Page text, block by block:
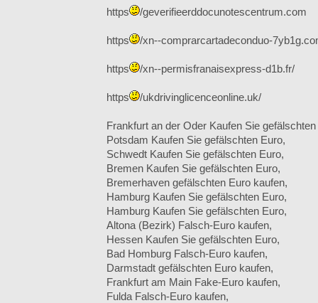
https /geverifieerddocunotescentrum.com
https /xn--comprarcartadeconduo-
https /xn--permisfranaisexpress-d1b.fr/
https /ukdrivinglicenceonline.uk/
Frankfurt an der Oder Kaufen Sie
Potsdam Kaufen Sie gefälschten Euro,
Schwedt Kaufen Sie gefälschten Euro,
Bremen Kaufen Sie gefälschten Euro,
Bremerhaven gefälschten Euro kaufen,
Hamburg Kaufen Sie gefälschten Euro,
Hamburg Kaufen Sie gefälschten Euro,
Altona (Bezirk) Falsch-Euro kaufen,
Hessen Kaufen Sie gefälschten Euro,
Bad Homburg Falsch-Euro kaufen,
Darmstadt gefälschten Euro kaufen,
Frankfurt am Main Fake-Euro kaufen,
Fulda Falsch-Euro kaufen,